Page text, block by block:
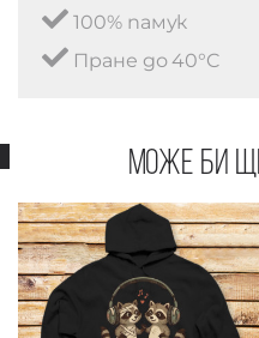
100% памук
Пране до 40°C
Може би